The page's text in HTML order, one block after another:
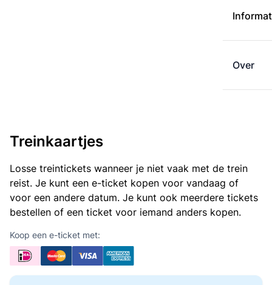
Over
Treinkaartjes
Losse treintickets wanneer je niet vaak met de trein
reist. Je kunt een e-ticket kopen voor vandaag of
voor een andere datum. Je kunt ook meerdere tickets
bestellen of een ticket voor iemand anders kopen.
Koop een e-ticket met: